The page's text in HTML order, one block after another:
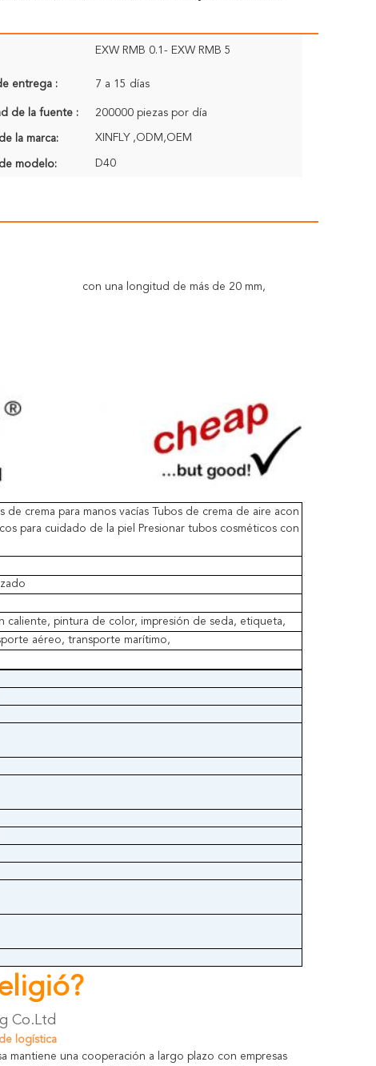
EXW RMB 0.1- EXW RMB 5
entrega : 7 a 15 días
de la fuente : 200000 piezas por día
la marca: XINFLY ,ODM,OEM
modelo: D40
con una longitud de más de 20 mm,
de crema para manos vacías Tubos de crema de aire acon
para cuidado de la piel Presionar tubos cosméticos con
caliente, pintura de color, impresión de seda, etiqueta,
aéreo, transporte marítimo,
Co.Ltd
logística
mantiene una cooperación a largo plazo con empresas